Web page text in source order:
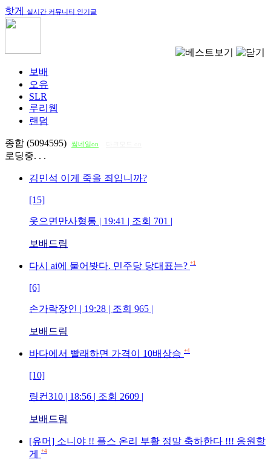
핫게 실시간 커뮤니티 인기글
보배
오유
SLR
루리웹
랜덤
종합 (5094595) 썸네일on
로딩중. . .
김민석 이게 죽을 죄입니까?
[15]
웃으면만사형통 | 19:41 | 조회 701 |
보배드림
다시 ai에 물어봣다. 민주당 당대표는? +1
[6]
손가락장인 | 19:28 | 조회 965 |
보배드림
바다에서 빨래하면 가격이 10배상승 +4
[10]
링컨310 | 18:56 | 조회 2609 |
보배드림
[유머] 소니야 !! 플스 온리 부활 정말 축하한다 !!! 응원할
게
+4